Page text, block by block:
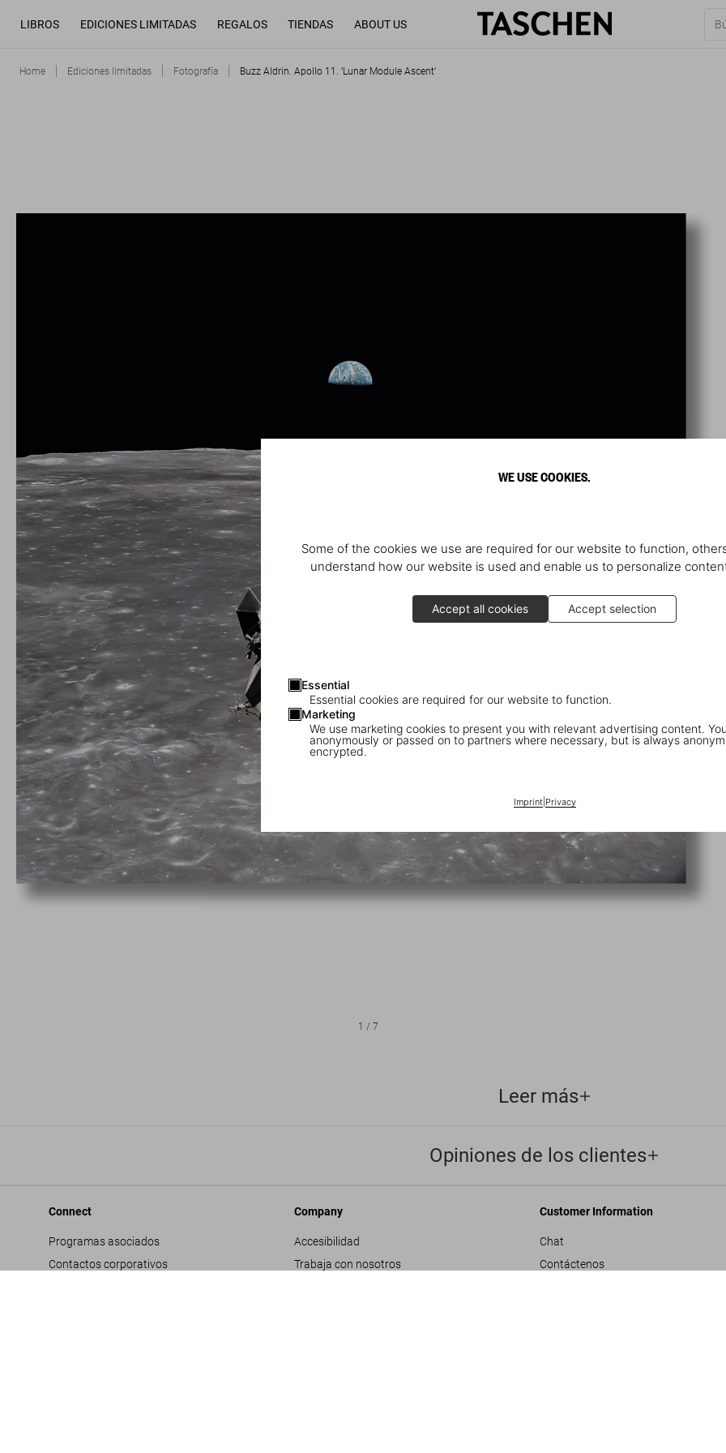
WE USE COOKIES.
Some of the cookies we use are required for our website to function,
understand how our website is used and enable us to personalize
Accept all cookies Accept selection
Essential
Essential cookies are required for our website to function.
Marketing
We use marketing cookies to present you with relevant advertising content.
anonymously or passed on to partners where necessary, but is always
encrypted.
Imprint| Privacy
LIBROS EDICIONES LIMITADAS REGALOS TIENDAS ABOUT US
Home Ediciones limitadas Fotografía Buzz Aldrin. Apollo 11. ‘Lunar Module Ascent’
1 /7
Leer más
Opiniones de los clientes
Connect
Programas asociados
Contactos corporativos
Company
Accesibilidad
Trabaja con nosotros
Customer Information
Chat
Contáctenos